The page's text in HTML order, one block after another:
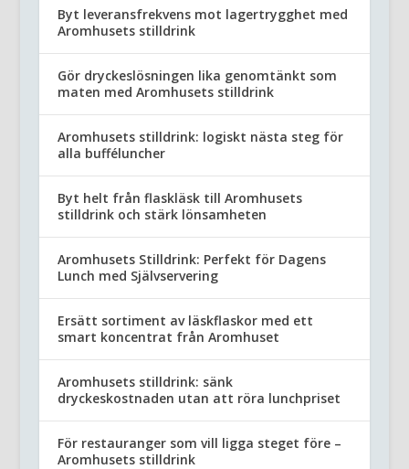
Byt leveransfrekvens mot lagertrygghet med
Aromhusets stilldrink
Gör dryckeslösningen lika genomtänkt som
maten med Aromhusets stilldrink
Aromhusets stilldrink: logiskt nästa steg för
alla bufféluncher
Byt helt från flaskläsk till Aromhusets
stilldrink och stärk lönsamheten
Aromhusets Stilldrink: Perfekt för Dagens
Lunch med Självservering
Ersätt sortiment av läskflaskor med ett
smart koncentrat från Aromhuset
Aromhusets stilldrink: sänk
dryckeskostnaden utan att röra lunchpriset
För restauranger som vill ligga steget före –
Aromhusets stilldrink